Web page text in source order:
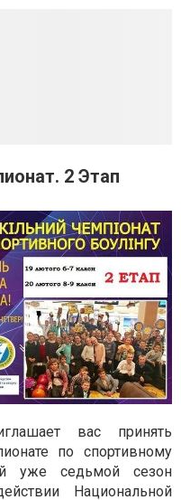
2 Этап
вас принять
по спортивному
уже седьмой сезон
Национальной